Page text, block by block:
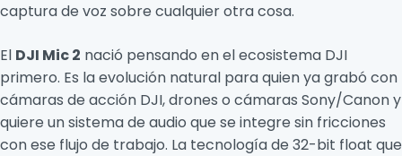
captura de voz sobre cualquier otra cosa.
El DJI Mic 2 nació pensando en el ecosistema DJI
primero. Es la evolución natural para quien ya grabó con
cámaras de acción DJI, drones o cámaras Sony/Canon y
quiere un sistema de audio que se integre sin fricciones
con ese flujo de trabajo. La tecnología de 32-bit float que